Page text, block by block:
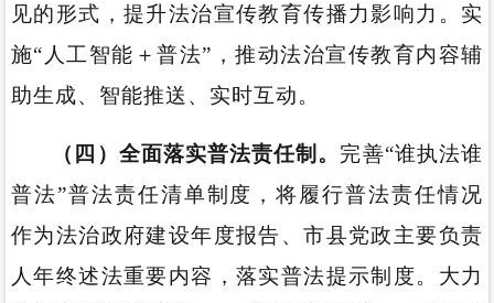
见的形式，提升法治宣传教育传播力影响力。实
施“人工智能＋普法”，推动法治宣传教育内容辅
助生成、智能推送、实时互动。
（ 四）全面落实普法责任制。 完善“谁执法谁
普法”普法责任清单制度，将履行普法责任情况
作为法治政府建设年度报告、市县党政主要负责
人年终述法重要内容，落实普法提示制度。大力